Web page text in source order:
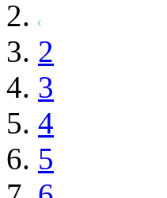
2
3
4
5